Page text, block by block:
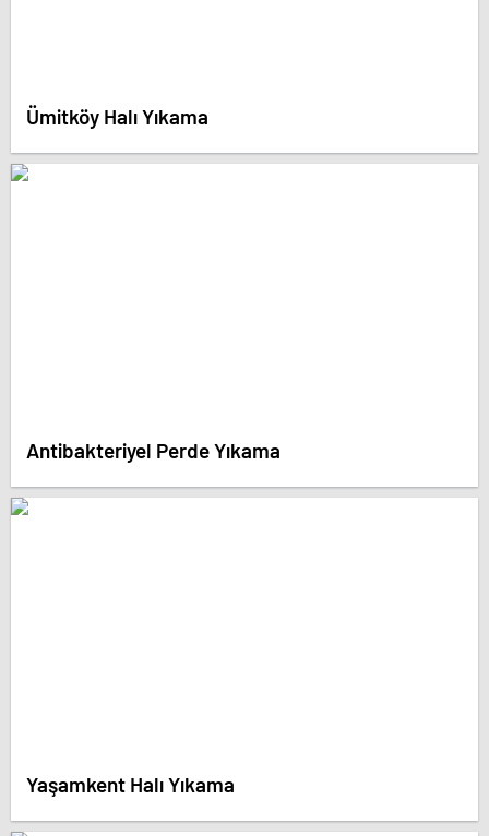
Ümitköy Halı Yıkama
Antibakteriyel Perde Yıkama
Yaşamkent Halı Yıkama